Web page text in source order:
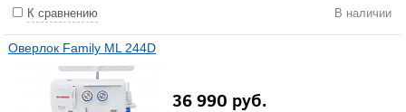
К сравнению В наличии
Оверлок Family МL 244D
36 990 руб.